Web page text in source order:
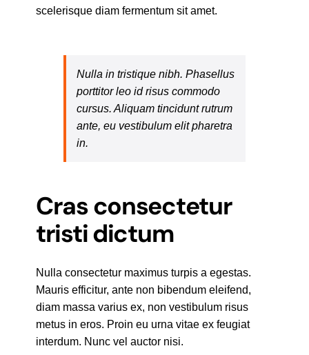
scelerisque diam fermentum sit amet.
Nulla in tristique nibh. Phasellus
porttitor leo id risus commodo
cursus. Aliquam tincidunt rutrum
ante, eu vestibulum elit pharetra
in.
Cras consectetur
tristi dictum
Nulla consectetur maximus turpis a egestas.
Mauris efficitur, ante non bibendum eleifend,
diam massa varius ex, non vestibulum risus
metus in eros. Proin eu urna vitae ex feugiat
interdum. Nunc vel auctor nisi.